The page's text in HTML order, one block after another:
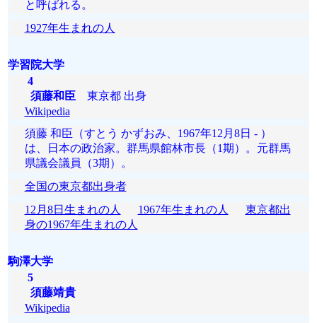
と呼ばれる。
1927年生まれの人
学習院大学
4
須藤和臣東京都 出身
Wikipedia
須藤 和臣（すとう かずおみ、1967年12月8日 - ）
は、日本の政治家。群馬県館林市長（1期）。元群馬
県議会議員（3期）。
全国の東京都出身者
12月8日生まれの人
1967年生まれの人
東京都出
身の1967年生まれの人
駒澤大学
5
須藤靖貴
Wikipedia